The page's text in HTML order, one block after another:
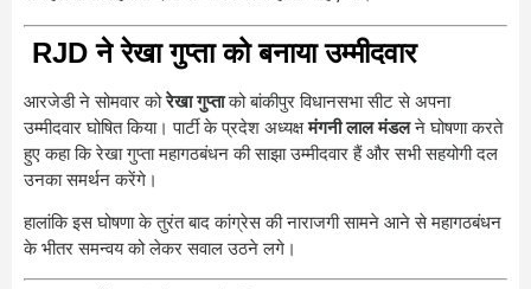
RJD ने रेखा गुप्ता को बनाया उम्मीदवार
आरजेडी ने सोमवार कोरेखा गुप्ताको बांकीपुर विधानसभा सीट से अपना
उम्मीदवार घोषित किया। पार्टी के प्रदेश अध्यक्षमंगनी लाल मंडलने घोषणा करते
हुए कहा कि रेखा गुप्ता महागठबंधन की साझा उम्मीदवार हैं और सभी सहयोगी दल
उनका समर्थन करेंगे।
हालांकि इस घोषणा के तुरंत बाद कांग्रेस की नाराजगी सामने आने से महागठबंधन
के भीतर समन्वय को लेकर सवाल उठने लगे।